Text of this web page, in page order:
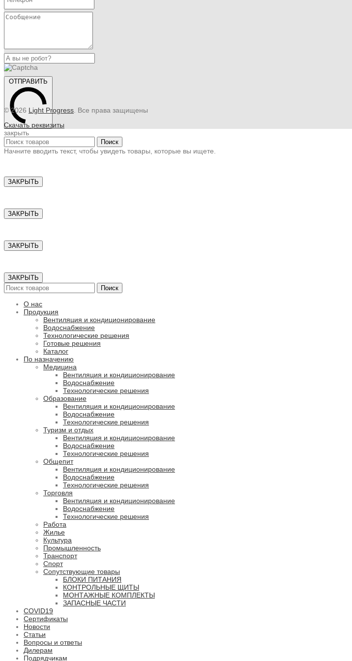
ОТПРАВИТЬ
© 2026 Light Progress . Все права защищены
Скачать реквизиты
закрыть
Поиск
Начните вводить текст, чтобы увидеть товары, которые вы ищете.
ЗАКРЫТЬ
ЗАКРЫТЬ
ЗАКРЫТЬ
ЗАКРЫТЬ
Поиск
О нас
Продукция
Вентиляция и кондиционирование
Водоснабжение
Технологические решения
Готовые решения
Каталог
По назначению
Медицина
Вентиляция и кондиционирование
Водоснабжение
Технологические решения
Образование
Вентиляция и кондиционирование
Водоснабжение
Технологические решения
Туризм и отдых
Вентиляция и кондиционирование
Водоснабжение
Технологические решения
Общепит
Вентиляция и кондиционирование
Водоснабжение
Технологические решения
Торговля
Вентиляция и кондиционирование
Водоснабжение
Технологические решения
Работа
Жилье
Культура
Промышленность
Транспорт
Спорт
Сопутствующие товары
БЛОКИ ПИТАНИЯ
КОНТРОЛЬНЫЕ ЩИТЫ
МОНТАЖНЫЕ КОМПЛЕКТЫ
ЗАПАСНЫЕ ЧАСТИ
COVID19
Сертификаты
Новости
Статьи
Вопросы и ответы
Дилерам
Подрядчикам